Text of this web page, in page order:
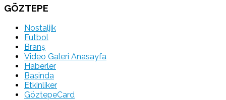
GÖZTEPE
Nostaljik
Futbol
Branş
Video Galeri Anasayfa
Haberler
Basinda
Etkinliker
GöztepeCard